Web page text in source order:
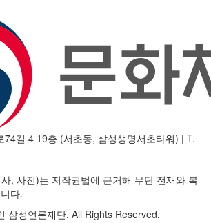
74길 4 19층 (서초동, 삼성생명서초타워) | T.
, 사진)는 저작권법에 근거해 무단 전재와 복
다.
삼성언론재단. All Rights Reserved.